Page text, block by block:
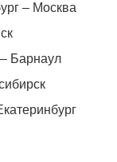
– Москва
Барнаул